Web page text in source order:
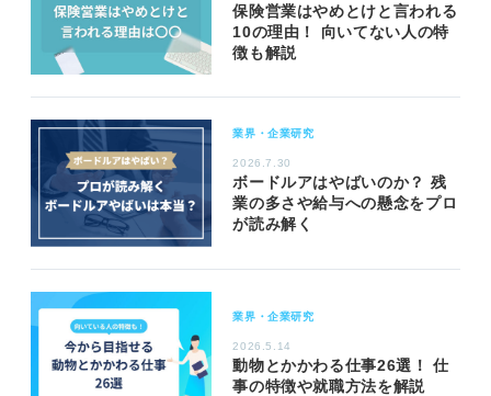
保険営業はやめとけと言われる
10の理由！ 向いてない人の特
徴も解説
業界・企業研究
2026.7.30
ボードルアはやばいのか？ 残
業の多さや給与への懸念をプロ
が読み解く
業界・企業研究
2026.5.14
動物とかかわる仕事26選！ 仕
事の特徴や就職方法を解説